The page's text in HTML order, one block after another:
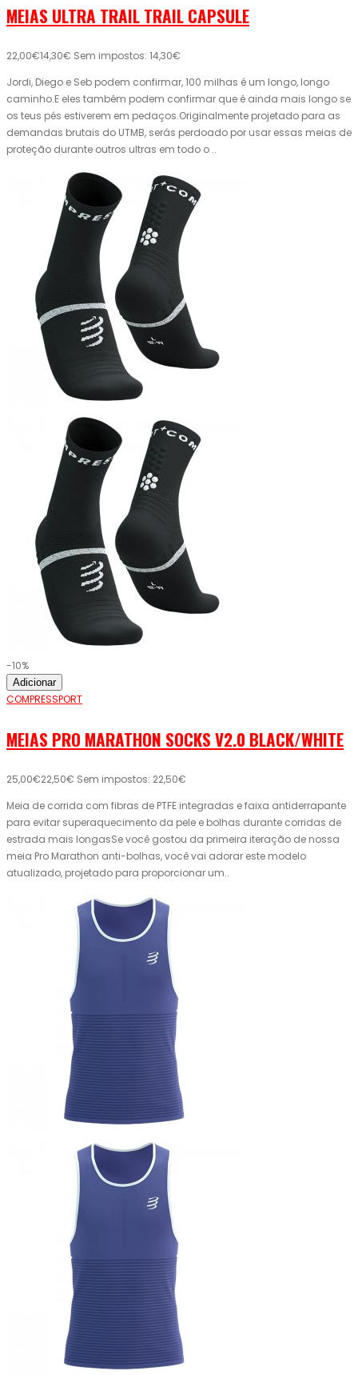
MEIAS ULTRA TRAIL TRAIL CAPSULE
22,00€14,30€ Sem impostos: 14,30€
Jordi, Diego e Seb podem confirmar, 100 milhas é um longo, longo
caminho.E eles também podem confirmar que é ainda mais longo se
os teus pés estiverem em pedaços.Originalmente projetado para as
demandas brutais do UTMB, serás perdoado por usar essas meias de
proteção durante outros ultras em todo o ..
-10%
Adicionar
COMPRESSPORT
MEIAS PRO MARATHON SOCKS V2.0 BLACK/WHITE
25,00€22,50€ Sem impostos: 22,50€
Meia de corrida com fibras de PTFE integradas e faixa antiderrapante
para evitar superaquecimento da pele e bolhas durante corridas de
estrada mais longasSe você gostou da primeira iteração de nossa
meia Pro Marathon anti-bolhas, você vai adorar este modelo
atualizado, projetado para proporcionar um..